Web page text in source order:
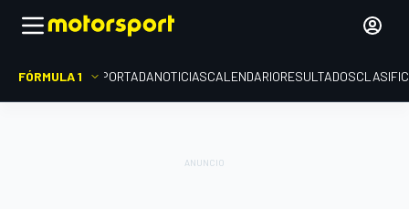
FÓRMULA 1 PORTADANOTICIASCALENDARIORESULTADOS